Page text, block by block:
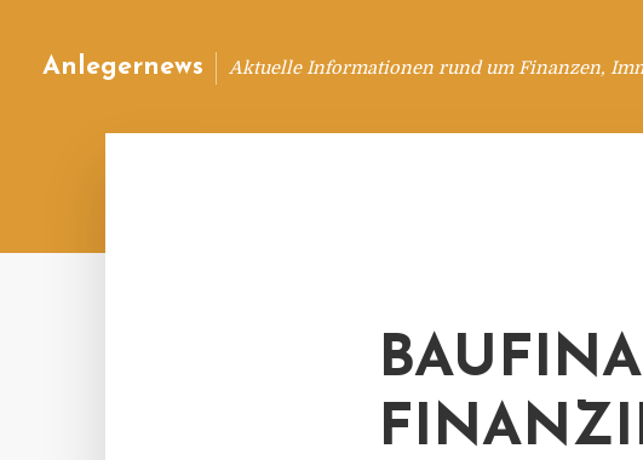
Anlegernews Aktuelle Informationen rund um Finanzen,